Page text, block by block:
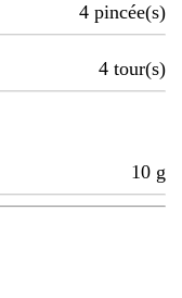
4 pincée(s)
4 tour(s)
10 g